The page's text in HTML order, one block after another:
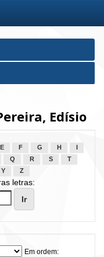
Edísio
E F G H
Q R S
T
Y Z
letras:
Em ordem: